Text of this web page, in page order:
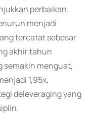
perbaikan.
menjadi
tercatat sebesar
akhir tahun
semakin menguat,
1,95x,
deleveraging yang